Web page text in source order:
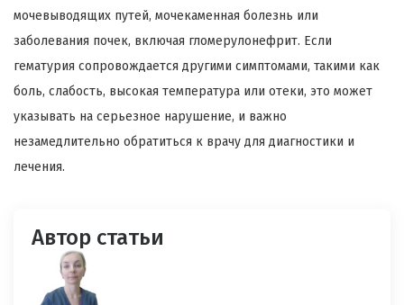
мочевыводящих путей, мочекаменная болезнь или
заболевания почек, включая гломерулонефрит. Если
гематурия сопровождается другими симптомами, такими как
боль, слабость, высокая температура или отеки, это может
указывать на серьезное нарушение, и важно
незамедлительно обратиться к врачу для диагностики и
лечения.
Автор статьи